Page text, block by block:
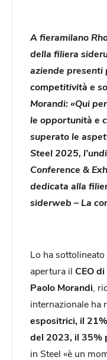
A fieramilano
della filiera
aziende presenti
competitività e
Morandi: «Qui
le opportunità e
superato le
Steel 2025,
Conference &
dedicata alla
siderweb – La
Lo ha
apertura il CEO
Paolo Morandi ,
internazionale ha
espositrici, il
del 2023, il 35%
in Steel «è un